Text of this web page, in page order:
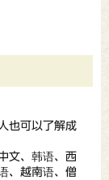
也可以了解成
文、韩语、西
、越南语、僧